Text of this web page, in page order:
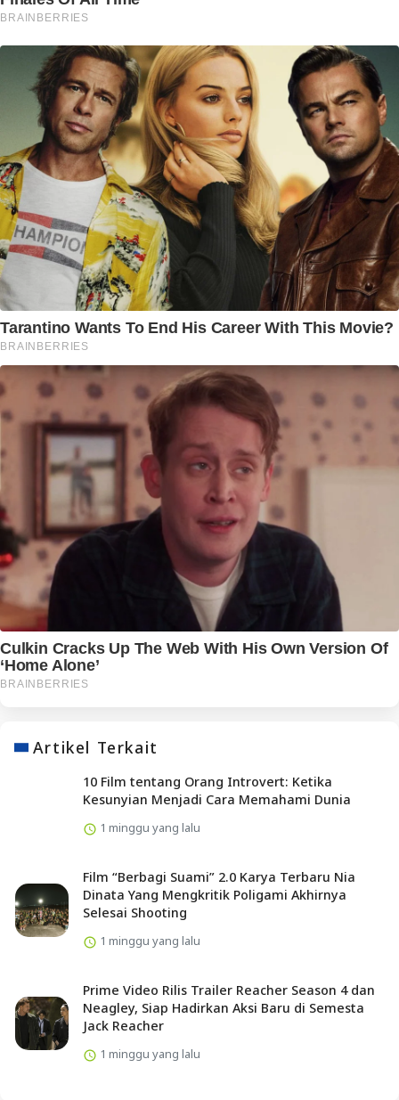
Artikel Terkait
10 Film tentang Orang Introvert: Ketika
Kesunyian Menjadi Cara Memahami Dunia
1 minggu yang lalu
Film “Berbagi Suami” 2.0 Karya Terbaru Nia
Dinata Yang Mengkritik Poligami Akhirnya
Selesai Shooting
1 minggu yang lalu
Prime Video Rilis Trailer Reacher Season 4 dan
Neagley, Siap Hadirkan Aksi Baru di Semesta
Jack Reacher
1 minggu yang lalu